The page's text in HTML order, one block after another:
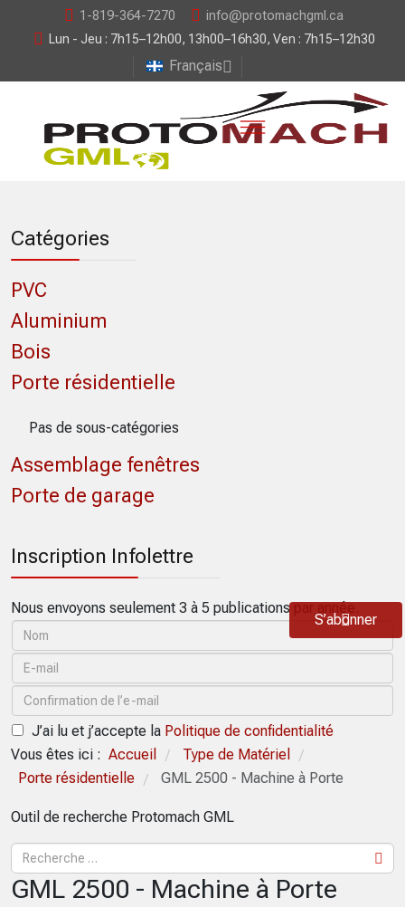
1-819-364-7270
info@protomachgml.ca
Lun - Jeu : 7h15–12h00, 13h00–16h30, Ven : 7h15–12h30
Français
Catégories
PVC
Aluminium
Bois
Porte résidentielle
Pas de sous-catégories
Assemblage fenêtres
Porte de garage
Inscription Infolettre
Nous envoyons seulement 3 à 5 publications par année.
J’ai lu et j’accepte la Politique de confidentialité
S’abonner
Vous êtes ici : Accueil / Type de Matériel
/
Porte résidentielle / GML 2500 - Machine à Porte
Outil de recherche Protomach GML
GML 2500 - Machine à Porte